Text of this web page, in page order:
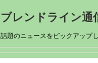
ブレンドライン通
話題のニュースをピックアップ